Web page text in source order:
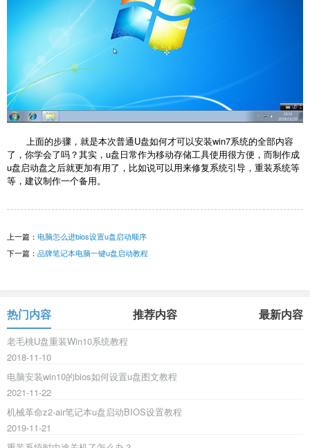
上面的步骤，就是本次普通U盘如何才可以安装win7系统的全部内容
了，你学会了吗？其实，u盘日常作为移动存储工具使用很方便，而制作成
u盘启动盘之后就更加有用了，比如说可以用来修复系统引导，重装系统等
等，建议制作一个备用。
上一篇： 电脑怎么进bios设置u盘启动顺序
下一篇： 品牌笔记本电脑一键u盘启动教程
热门内容 推荐内容 最新内容
老毛桃U盘重装Win10系统教程
2018-11-10
电脑安装win10的bios如何设置u盘图文教程
2021-11-22
机械革命z2-air笔记本u盘启动BIOS设置教程
2019-11-21